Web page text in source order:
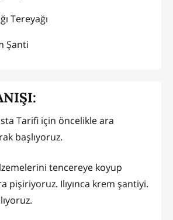
Tereyağı
Şanti
Tarifi için öncelikle ara
başlıyoruz.
tencereye koyup
pişiriyoruz. Ilıyınca krem şantiyi.